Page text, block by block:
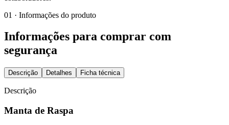
01 · Informações do produto
Informações para comprar com
segurança
Descrição Detalhes Ficha técnica
Descrição
Manta de Raspa